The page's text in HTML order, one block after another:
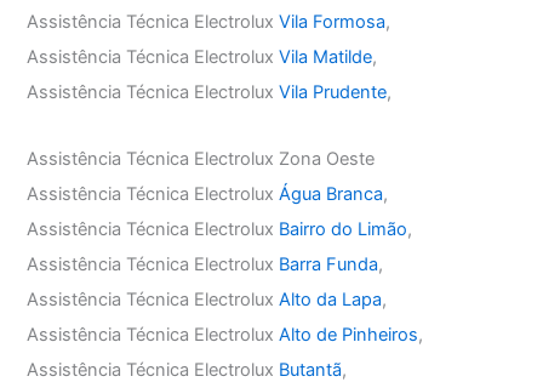
Assistência Técnica ElectroluxVila Formosa,
Assistência Técnica ElectroluxVila Matilde,
Assistência Técnica ElectroluxVila Prudente,
Assistência Técnica Electrolux Zona Oeste
Assistência Técnica ElectroluxÁgua Branca,
Assistência Técnica Electrolux Bairro do Limão,
Assistência Técnica Electrolux Barra Funda,
Assistência Técnica ElectroluxAlto da Lapa,
Assistência Técnica ElectroluxAlto de Pinheiros,
Assistência Técnica Electrolux Butantã,